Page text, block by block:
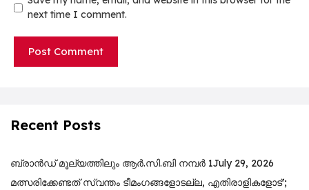
next time I comment.
Recent Posts
ബ്രാൻഡ് മൂല്യത്തിലും ആർ.സി.ബി നമ്പർ 1July 29, 2026
മത്സരിക്കേണ്ടത് സ്വന്തം ടീമംഗങ്ങളോടല്ല, എതിരാളികളോട്';